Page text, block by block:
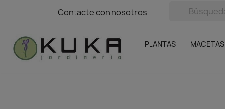
Contacte con nosotros
Contacte con nosotros
PLANTAS MACETAS
SIN GASTOS DE ENVÍO